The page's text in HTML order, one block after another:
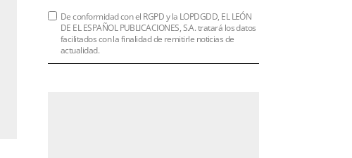
De conformidad con el RGPD y la LOPDGDD, EL LEÓN
DE EL ESPAÑOL PUBLICACIONES, S.A. tratará los datos
facilitados con la finalidad de remitirle noticias de
actualidad.